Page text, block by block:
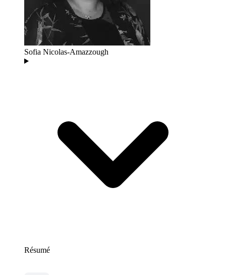
Sofia Nicolas-Amazzough
Résumé